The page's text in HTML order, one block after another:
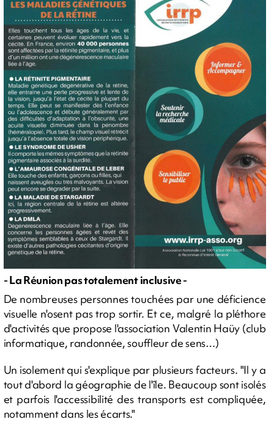
- La Réunion pas totalement inclusive -
De nombreuses personnes touchées par une déficience
visuelle n'osent pas trop sortir. Et ce, malgré la pléthore
d'activités que propose l'association Valentin Haüy (club
informatique, randonnée, souffleur de sens…)
Un isolement qui s'explique par plusieurs facteurs. "Il y a
tout d'abord la géographie de l'île. Beaucoup sont isolés
et parfois l'accessibilité des transports est compliquée,
notamment dans les écarts."